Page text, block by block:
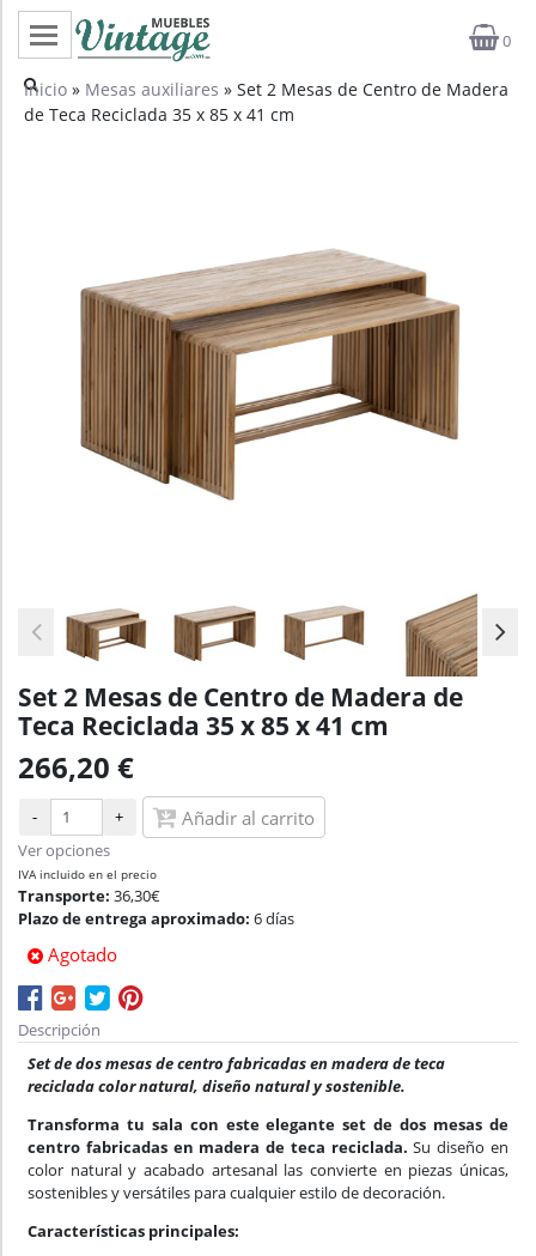
0
Categorías
Proyectos
Inicio » Mesas auxiliares » Set 2 Mesas de Centro de Madera
de Teca Reciclada 35 x 85 x 41 cm
Set 2 Mesas de Centro de Madera de
Teca Reciclada 35 x 85 x 41 cm
266,20 €
- + Añadir al carrito
Ver opciones
IVA incluido en el precio
Transporte: 36,30€
Plazo de entrega aproximado: 6 días
Agotado
Descripción
Set de dos mesas de centro fabricadas en madera de teca
reciclada color natural, diseño natural y sostenible.
Transforma tu sala con este elegante set de dos mesas de
centro fabricadas en madera de teca reciclada. Su diseño en
color natural y acabado artesanal las convierte en piezas únicas,
sostenibles y versátiles para cualquier estilo de decoración.
Características principales: